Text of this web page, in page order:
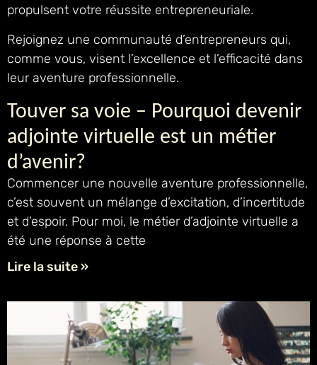
propulsent votre réussite entrepreneuriale.
Rejoignez une communauté d’entrepreneurs qui,
comme vous, visent l’excellence et l’efficacité dans
leur aventure professionnelle.
Touver sa voie – Pourquoi devenir
adjointe virtuelle est un métier
d’avenir?
Commencer une nouvelle aventure professionnelle,
c’est souvent un mélange d’excitation, d’incertitude
et d’espoir. Pour moi, le métier d’adjointe virtuelle a
été une réponse à cette
Lire la suite »